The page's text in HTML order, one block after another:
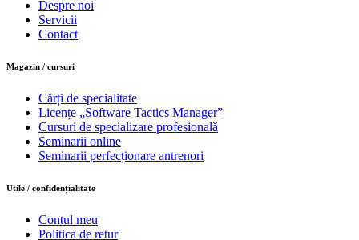
Despre noi
Servicii
Contact
Magazin / cursuri
Cărți de specialitate
Licențe „Software Tactics Manager”
Cursuri de specializare profesională
Seminarii online
Seminarii perfecționare antrenori
Utile / confidențialitate
Contul meu
Politica de retur